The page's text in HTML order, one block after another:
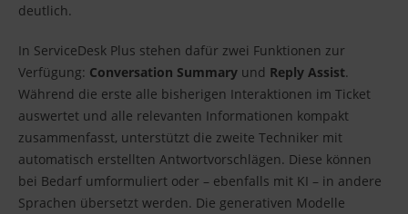
deutlich.
In ServiceDesk Plus stehen dafür zwei Funktionen zur
Verfügung: Conversation Summary und Reply Assist.
Während die erste alle bisherigen Interaktionen im Ticket
auswertet und alle relevanten Informationen kompakt
zusammenfasst, unterstützt die zweite Techniker mit
automatisch erstellten Antwortvorschlägen. Diese können
bei Bedarf umformuliert oder – ebenfalls mit KI – in andere
Sprachen übersetzt werden. Die generativen Modelle